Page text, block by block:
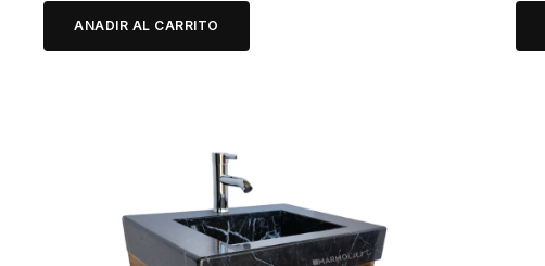
ANADIR AL CARRITO